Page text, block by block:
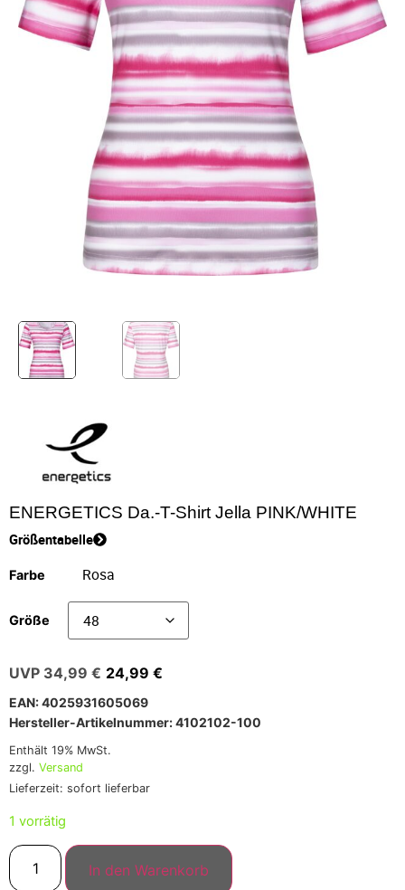
ENERGETICS Da.-T-Shirt Jella PINK/WHITE
Größentabelle
Farbe
Größe
34,99 € 24,99 €
EAN: 4025931605069
Hersteller-Artikelnummer: 4102102-100
Enthält 19% MwSt.
zzgl. Versand
Lieferzeit: sofort lieferbar
1 vorrätig
In den Warenkorb